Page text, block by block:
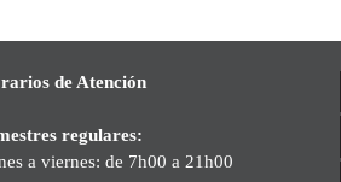
de Atención
regulares:
a viernes: de 7h00 a 21h00